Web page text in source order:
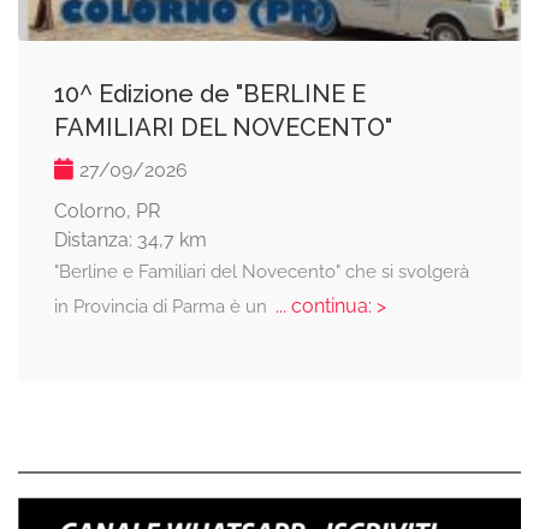
10^ Edizione de "BERLINE E
FAMILIARI DEL NOVECENTO"
27/09/2026
Colorno, PR
Distanza: 34,7 km
"Berline e Familiari del Novecento" che si svolgerà
in Provincia di Parma è un ... continua: >